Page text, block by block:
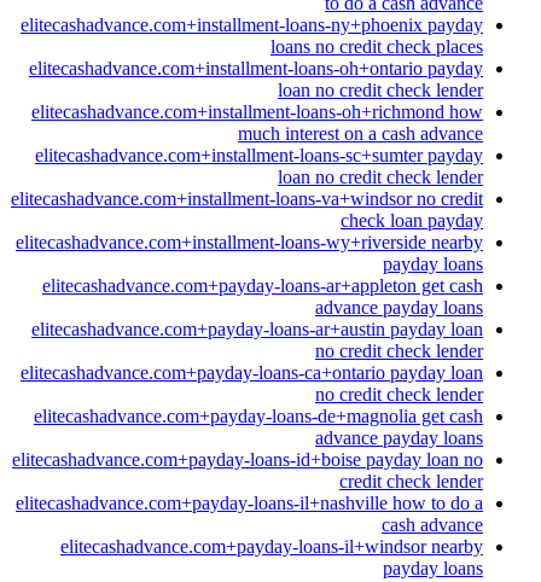
elitecashadvance.com+installment-loans-ny+phoenix payday
loans no credit check places
elitecashadvance.com+installment-loans-oh+ontario payday
loan no credit check lender
elitecashadvance.com+installment-loans-oh+richmond how
much interest on a cash advance
elitecashadvance.com+installment-loans-sc+sumter payday
loan no credit check lender
elitecashadvance.com+installment-loans-va+windsor no credit
check loan payday
elitecashadvance.com+installment-loans-wy+riverside nearby
payday loans
elitecashadvance.com+payday-loans-ar+appleton get cash
advance payday loans
elitecashadvance.com+payday-loans-ar+austin payday loan
no credit check lender
elitecashadvance.com+payday-loans-ca+ontario payday loan
no credit check lender
elitecashadvance.com+payday-loans-de+magnolia get cash
advance payday loans
elitecashadvance.com+payday-loans-id+boise payday loan no
credit check lender
elitecashadvance.com+payday-loans-il+nashville how to do a
cash advance
elitecashadvance.com+payday-loans-il+windsor nearby
payday loans